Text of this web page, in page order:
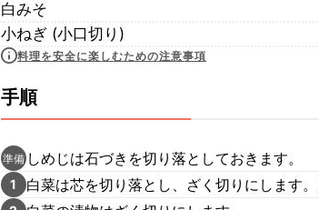
白みそ
小ねぎ (小口切り)
料理を安全に楽しむための注意事項
手順
準備 しめじは石づきを切り落としておきます。
1 白菜は芯を切り落とし、ざく切りにします。